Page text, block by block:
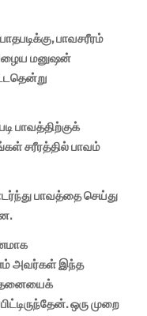
பாவசரீரம்
மனுஷன்
பாவத்திற்குக்
சரீரத்தில் பாவம்
பாவத்தை செய்து
அவர்கள் இந்த
ஒரு முறை